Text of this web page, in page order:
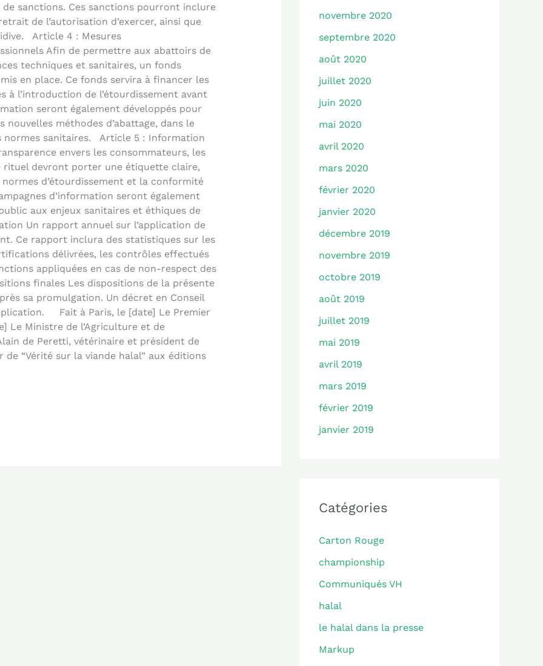
sanctions. Ces sanctions pourront inclure
de l’autorisation d’exercer, ainsi que
Article 4 : Mesures
Afin de permettre aux abattoirs de
techniques et sanitaires, un fonds
en place. Ce fonds servira à financer les
à l’introduction de l’étourdissement avant
seront également développés pour
nouvelles méthodes d’abattage, dans le
normes sanitaires. Article 5 : Information
envers les consommateurs, les
rituel devront porter une étiquette claire,
d’étourdissement et la conformité
d’information seront également
aux enjeux sanitaires et éthiques de
Un rapport annuel sur l’application de
Ce rapport inclura des statistiques sur les
délivrées, les contrôles effectués
appliquées en cas de non-respect des
finales Les dispositions de la présente
sa promulgation. Un décret en Conseil
Fait à Paris, le [date] Le Premier
Le Ministre de l’Agriculture et de
de Peretti, vétérinaire et président de
de “Vérité sur la viande halal” aux éditions
novembre 2020
septembre 2020
août 2020
juillet 2020
juin 2020
mai 2020
avril 2020
mars 2020
février 2020
janvier 2020
décembre 2019
novembre 2019
octobre 2019
août 2019
juillet 2019
mai 2019
avril 2019
mars 2019
février 2019
janvier 2019
Catégories
Carton Rouge
championship
Communiqués VH
halal
le halal dans la presse
Markup